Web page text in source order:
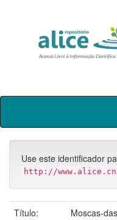
Skip
Use este identificador
http://
Título:
Moscas-